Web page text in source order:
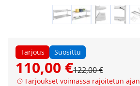
Tarjous Suosittu
110,00 €122,00 €
Tarjoukset voimassa rajoitetun ajan